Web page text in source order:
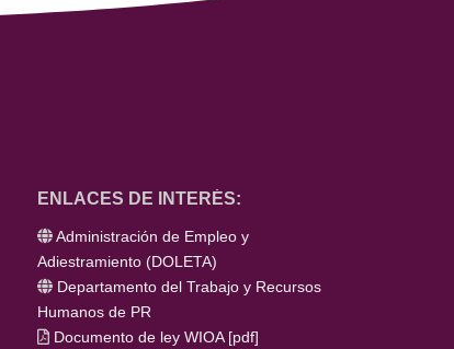
ENLACES DE INTERÉS:
Administración de Empleo y
Adiestramiento (DOLETA)
Departamento del Trabajo y Recursos
Humanos de PR
Documento de ley WIOA[pdf]